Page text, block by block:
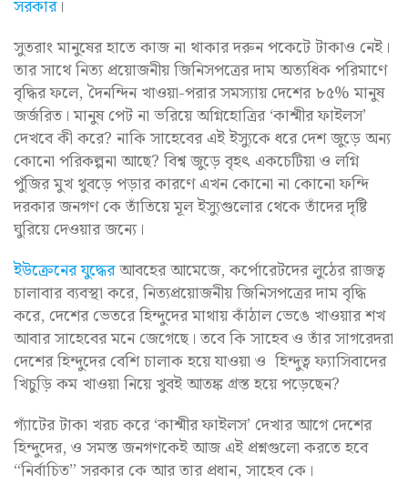
সরকার।
সুতরাং মানুষের হাতে কাজ না থাকার দরুন পকেটে টাকাও নেই।
তার সাথে নিত্য প্রয়োজনীয় জিনিসপত্রের দাম অত্যধিক পরিমাণে
বৃদ্ধির ফলে, দৈনন্দিন খাওয়া-পরার সমস্যায় দেশের ৮৫% মানুষ
জর্জরিত। মানুষ পেট না ভরিয়ে অগ্নিহোত্রির ‘কাশ্মীর ফাইলস’
দেখবে কী করে? নাকি সাহেবের এই ইস্যুকে ধরে দেশ জুড়ে অন্য
কোনো পরিকল্পনা আছে? বিশ্ব জুড়ে বৃহৎ একচেটিয়া ও লগ্নি
পুঁজির মুখ থুবড়ে পড়ার কারণে এখন কোনো না কোনো ফন্দি
দরকার জনগণ কে তাঁতিয়ে মূল ইস্যুগুলোর থেকে তাঁদের দৃষ্টি
ঘুরিয়ে দেওয়ার জন্যে।
ইউক্রেনের যুদ্ধেরআবহের আমেজে, কর্পোরেটদের লুঠের রাজত্ব
চালাবার ব্যবস্থা করে, নিত্যপ্রয়োজনীয় জিনিসপত্রের দাম বৃদ্ধি
করে, দেশের ভেতরে হিন্দুদের মাথায় কাঁঠাল ভেঙে খাওয়ার শখ
আবার সাহেবের মনে জেগেছে। তবে কি সাহেব ও তাঁর সাগরেদরা
দেশের হিন্দুদের বেশি চালাক হয়ে যাওয়া ও হিন্দুত্ব ফ্যাসিবাদের
খিচুড়ি কম খাওয়া নিয়ে খুবই আতঙ্ক গ্রস্ত হয়ে পড়েছেন?
গ্যাঁটের টাকা খরচ করে ‘কাশ্মীর ফাইলস’ দেখার আগে দেশের
হিন্দুদের, ও সমস্ত জনগণকেই আজ এই প্রশ্নগুলো করতে হবে
“নির্বাচিত” সরকার কে আর তার প্রধান, সাহেব কে।